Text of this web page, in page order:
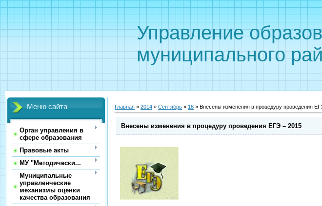
Управление
муниципального
Меню сайта
Орган управления в
сфере образования
Правовые акты
МУ "Методически...
Муниципальные
управленческие
механизмы оценки
качества образования
Главная » 2014 » Сентябрь » 18 » Внесены изменения в процедуру проведения
Внесены изменения в процедуру проведения ЕГЭ – 2015